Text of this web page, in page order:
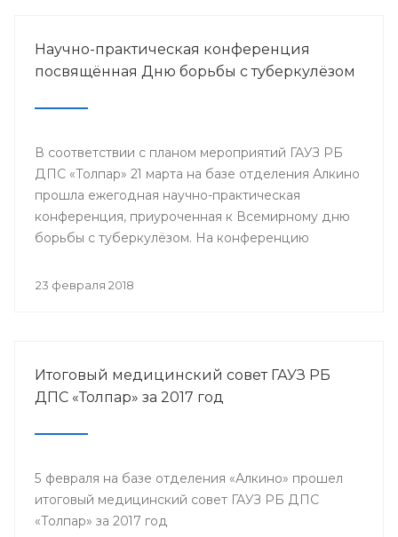
Научно-практическая конференция
посвящённая Дню борьбы с туберкулёзом
В соответствии с планом мероприятий ГАУЗ РБ
ДПС «Толпар» 21 марта на базе отделения Алкино
прошла ежегодная научно-практическая
конференция, приуроченная к Всемирному дню
борьбы с туберкулёзом. На конференцию
санатория, а так же почётные гости.
23 февраля 2018
Итоговый медицинский совет ГАУЗ РБ
ДПС «Толпар» за 2017 год
5 февраля на базе отделения «Алкино» прошел
итоговый медицинский совет ГАУЗ РБ ДПС
«Толпар» за 2017 год